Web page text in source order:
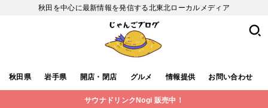
秋田を中心に最新情報を発信する北東北ローカルメディア
秋田県 岩手県 開店・閉店 グルメ 情報提供 お問い合わせ
サウナドリンクNogi 販売中！